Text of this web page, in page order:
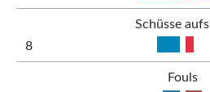
Schüsse
8
Fouls